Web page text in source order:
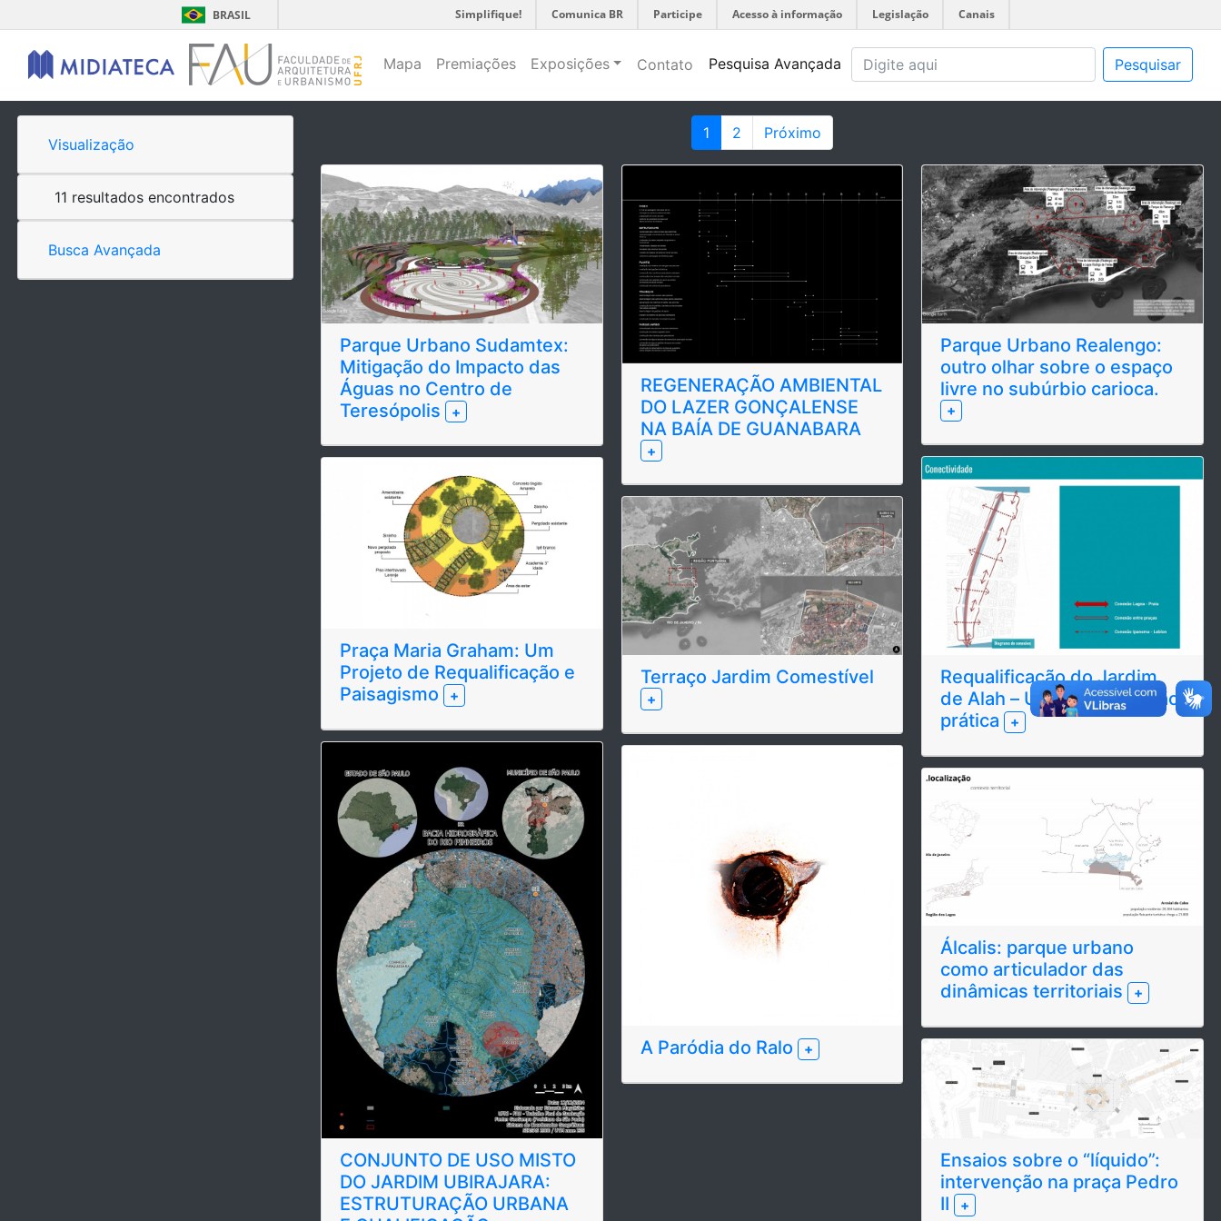
BRASIL Simplifique! Comunica BR Participe Acesso à informação Legislação Canais
Mapa Premiações Exposições Contato Pesquisa Avançada Pesquisar
Visualização
11 resultados encontrados
Busca Avançada
1 2 Próximo
Parque Urbano Sudamtex:
Mitigação do Impacto das
Águas no Centro de
Teresópolis
+
Praça Maria Graham: Um
Projeto de Requalificação e
Paisagismo
+
CONJUNTO DE USO MISTO
DO JARDIM UBIRAJARA:
ESTRUTURAÇÃO URBANA
REGENERAÇÃO AMBIENTAL
DO LAZER GONÇALENSE
NA BAÍA DE GUANABARA
+
Terraço Jardim Comestível
+
A Paródia do Ralo +
Parque Urbano Realengo:
outro olhar sobre o espaço
livre no subúrbio carioca.
+
Requalificação do Jardim
de Alah – Uma aproximação
prática +
Álcalis: parque urbano
como articulador das
dinâmicas territoriais +
Ensaios sobre o “líquido”:
intervenção na praça Pedro
II +